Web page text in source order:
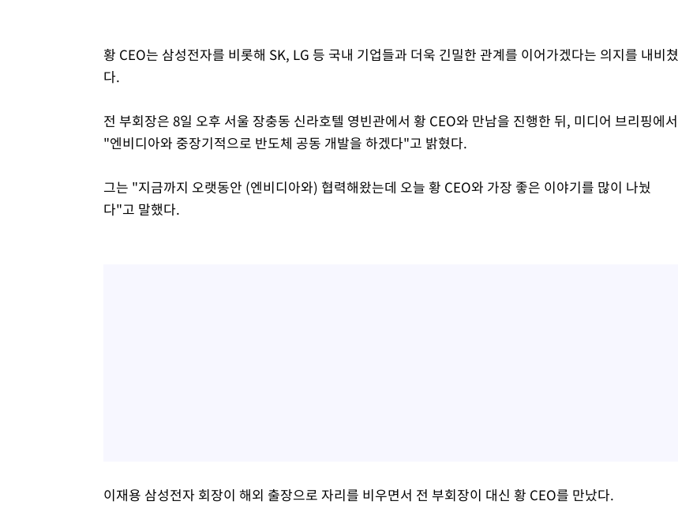
황 CEO는 삼성전자를 비롯해 SK, LG 등 국내 기업들과 더욱 긴밀한 관계를 이어가겠다는 의지를 내비쳤
다.
전 부회장은 8일 오후 서울 장충동 신라호텔 영빈관에서 황 CEO와 만남을 진행한 뒤, 미디어 브리핑에서
"엔비디아와 중장기적으로 반도체 공동 개발을 하겠다"고 밝혔다.
그는 "지금까지 오랫동안 (엔비디아와) 협력해왔는데 오늘 황 CEO와 가장 좋은 이야기를 많이 나눴
다"고 말했다.
이재용 삼성전자 회장이 해외 출장으로 자리를 비우면서 전 부회장이 대신 황 CEO를 만났다.